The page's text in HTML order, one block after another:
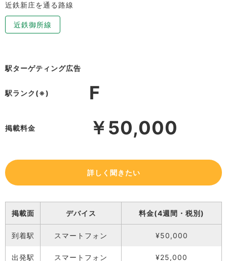
近鉄新庄を通る路線
近鉄御所線
駅ターゲティング広告
駅ランク(※) F
掲載料金 ￥50,000
詳しく聞きたい
掲載面 デバイス 料金(4週間・税別)
到着駅 スマートフォン ¥50,000
出発駅 スマートフォン ¥25,000